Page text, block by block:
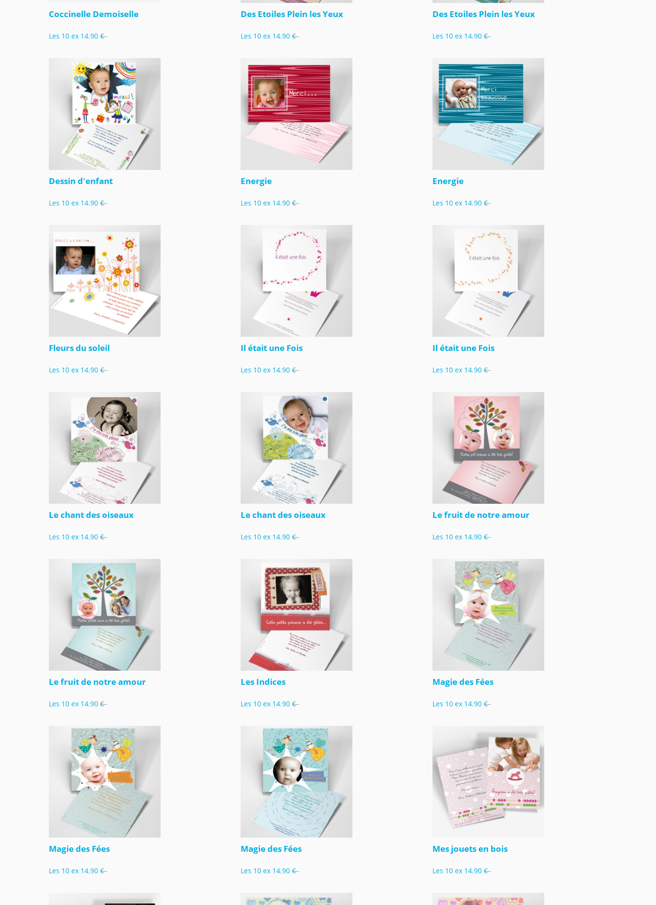
Coccinelle Demoiselle
Les 10 ex 14.90 €
Des Etoiles Plein les Yeux
Les 10 ex 14.90 €
Des Etoiles Plein les Yeux
Les 10 ex 14.90 €
Dessin d'enfant
Les 10 ex 14.90 €
Energie
Les 10 ex 14.90 €
Energie
Les 10 ex 14.90 €
Fleurs du soleil
Les 10 ex 14.90 €
Il était une Fois
Les 10 ex 14.90 €
Il était une Fois
Les 10 ex 14.90 €
Le chant des oiseaux
Les 10 ex 14.90 €
Le chant des oiseaux
Les 10 ex 14.90 €
Le fruit de notre amour
Les 10 ex 14.90 €
Le fruit de notre amour
Les 10 ex 14.90 €
Les Indices
Les 10 ex 14.90 €
Magie des Fées
Les 10 ex 14.90 €
Magie des Fées
Les 10 ex 14.90 €
Magie des Fées
Les 10 ex 14.90 €
Mes jouets en bois
Les 10 ex 14.90 €